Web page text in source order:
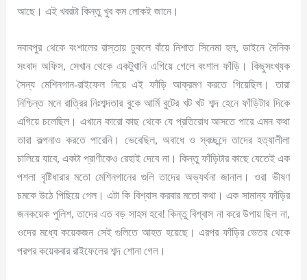
আছে। এই খবরটা কিন্তু খুব কম লোকই জানে।
নবাবপুর থেকে বংশালের রাস্তায় ঢুকলে বাঁয়ে নিশাত সিনেমা হল, ডাইনে দৈনিক
সংবাদ অফিস, সেখান থেকে একটুখানি এগিয়ে গেলে বংশাল ফাঁড়ি। কিছুসংখ্যক
সৈন্য মেশিনগান-রাইফেল নিয়ে এই ফাঁড়ি আক্রমণ করতে গিয়েছিল। তারা
নিশ্চিন্ত মনে রাত্রির নিঃশব্দতার বুকে আর্মি বুটের খট খট শব্দ হেনে ফাঁড়িটার দিকে
এগিয়ে চলেছিল। এখানে কারো কাছ থেকে যে প্রতিরোধ আসতে পারে এমন কথা
তারা কল্পনাও করতে পারেনি। ভেবেছিল, অবাধে ও স্বচ্ছন্দে তাদের হত্যালীলা
চালিয়ে যাবে, একটা প্রাণীকেও রেহাই দেবে না। কিন্তু ফাঁড়িটার কাছে যেতেই এক
পশলা বৃষ্টিধারার মতো মেশিনগানের গুলি তাদের অভ্যর্থনা জানাল। ওরা ভীষণ
চমকে উঠে পিছিয়ে গেল। এটা কি বিশ্বাস করবার মতো কথা। এক সামান্য ফাঁড়ির
জনকয়েক পুলিশ, তাদের এত বড় সাহস হবে! কিন্তু বিশ্বাস না করে উপায় ছিল না,
ওদের মধ্যে কয়েকজন সেই গুলিতে আহত হয়েছে। এরপর ফাঁড়ির ভেতর থেকে
পরপর কয়েকবার রাইফেলের শব্দ শোনা গেল।